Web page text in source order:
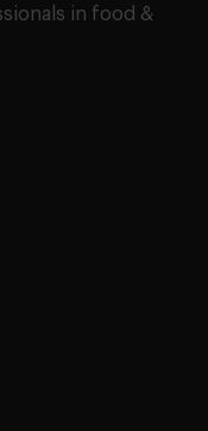
in food &